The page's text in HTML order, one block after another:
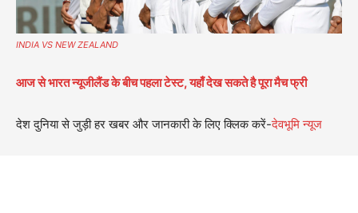
INDIA VS NEW ZEALAND
आज से भारत न्यूजीलैंड के बीच पहला टेस्ट, यहाँ देख सकते है पूरा मैच फ्री
देश दुनिया से जुड़ी हर खबर और जानकारी के लिए क्लिक करें-देवभूमि न्यूज